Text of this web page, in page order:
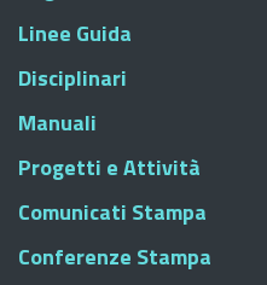
Linee Guida
Disciplinari
Manuali
Progetti e Attività
Comunicati Stampa
Conferenze Stampa